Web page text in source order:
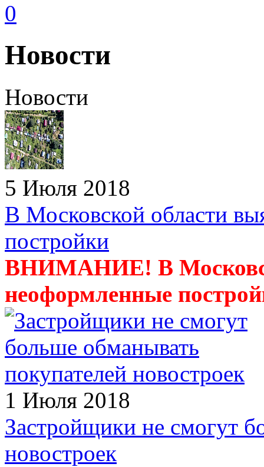
0
Новости
Новости
5 Июля 2018
В Московской области
постройки
ВНИМАНИЕ! В
неоформленные
1 Июля 2018
Застройщики не смогут
новостроек